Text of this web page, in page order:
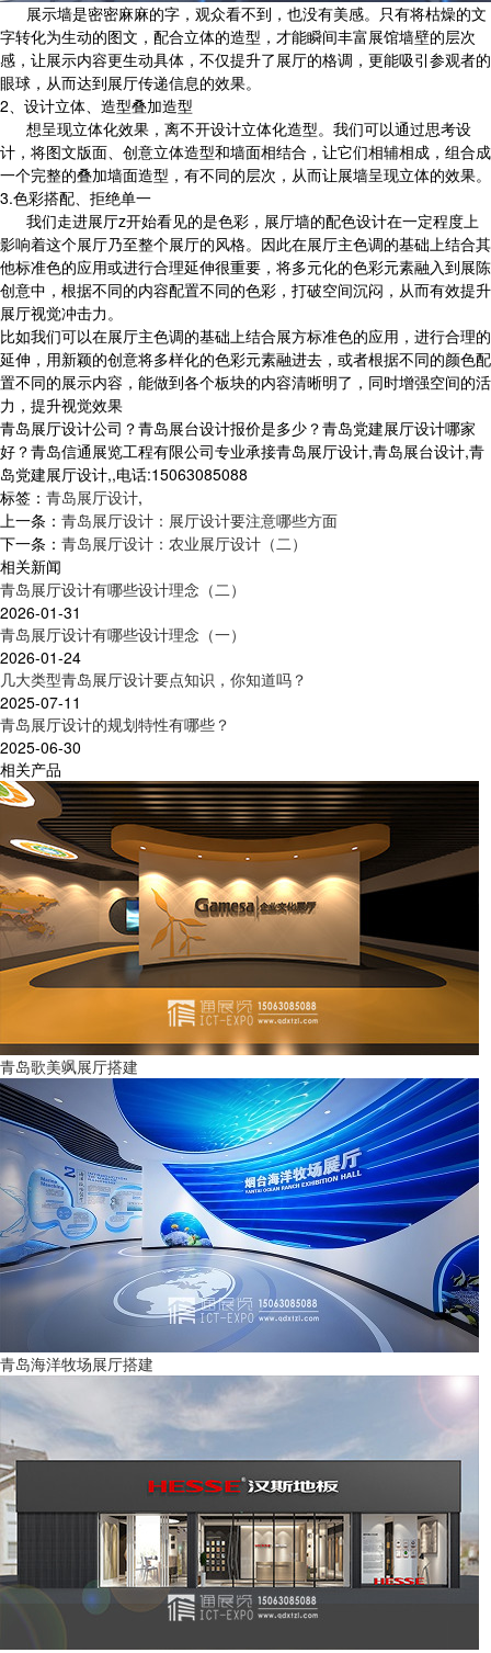
展示墙是密密麻麻的字，观众看不到，也没有美感。只有将枯燥的文
字转化为生动的图文，配合立体的造型，才能瞬间丰富展馆墙壁的层次
感，让展示内容更生动具体，不仅提升了展厅的格调，更能吸引参观者的
眼球，从而达到展厅传递信息的效果。
2、设计立体、造型叠加造型
想呈现立体化效果，离不开设计立体化造型。我们可以通过思考设
计，将图文版面、创意立体造型和墙面相结合，让它们相辅相成，组合成
一个完整的叠加墙面造型，有不同的层次，从而让展墙呈现立体的效果。
3.色彩搭配、拒绝单一
我们走进展厅z开始看见的是色彩，展厅墙的配色设计在一定程度上
影响着这个展厅乃至整个展厅的风格。因此在展厅主色调的基础上结合其
他标准色的应用或进行合理延伸很重要，将多元化的色彩元素融入到展陈
创意中，根据不同的内容配置不同的色彩，打破空间沉闷，从而有效提升
展厅视觉冲击力。
比如我们可以在展厅主色调的基础上结合展方标准色的应用，进行合理的
延伸，用新颖的创意将多样化的色彩元素融进去，或者根据不同的颜色配
置不同的展示内容，能做到各个板块的内容清晰明了，同时增强空间的活
力，提升视觉效果
青岛展厅设计公司？青岛展台设计报价是多少？青岛党建展厅设计哪家
好？青岛信通展览工程有限公司专业承接青岛展厅设计,青岛展台设计,青
岛党建展厅设计,,电话:15063085088
标签： 青岛展厅设计,
上一条： 青岛展厅设计：展厅设计要注意哪些方面
下一条： 青岛展厅设计：农业展厅设计（二）
相关新闻
青岛展厅设计有哪些设计理念（二）
2026-01-31
青岛展厅设计有哪些设计理念（一）
2026-01-24
几大类型青岛展厅设计要点知识，你知道吗？
2025-07-11
青岛展厅设计的规划特性有哪些？
2025-06-30
相关产品
青岛歌美飒展厅搭建
青岛海洋牧场展厅搭建